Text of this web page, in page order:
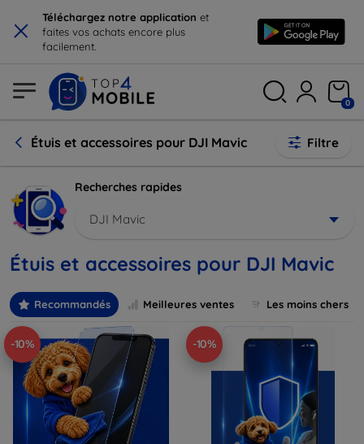
× Téléchargez notre application et
faites vos achats encore plus
facilement.
0
Étuis et accessoires pour DJI Mavic Filtre
Recherches rapides
DJI Mavic
Étuis et accessoires pour DJI Mavic
Recommandés Meilleures ventes Les moins chers
-10% -10%